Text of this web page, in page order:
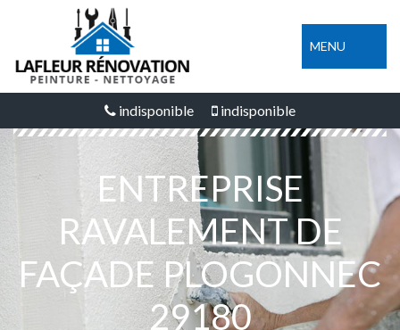
MENU
indisponible indisponible
ENTREPRISE
RAVALEMENT DE
FAÇADE PLOGONNEC
29180